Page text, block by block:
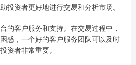
投资者更好地进行交易和分析市场。
的客户服务和支持。在交易过程中，
惑，一个好的客户服务团队可以及时
资者非常重要。